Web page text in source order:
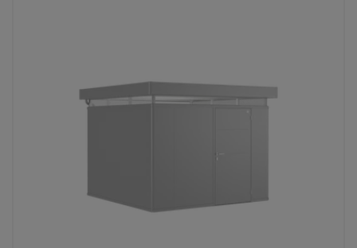
palette